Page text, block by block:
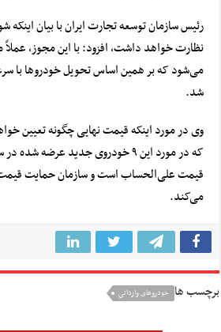
رئیس سازمان توسعه تجارت ایران با بیان اینکه
نظارت خواهد داشت، افزود: با این مجوز،
می‌شود که بر همین اساس تحویل خودروها با
شد.
وی در مورد اینکه قیمت نهایی چگونه تعیین
که در مورد این ۹ خودروی جدید عرضه
قیمت علی‌الحساب است و سازمان حمایت قیمت
می‌کند.
برچسب ها خودروهای وارداتی